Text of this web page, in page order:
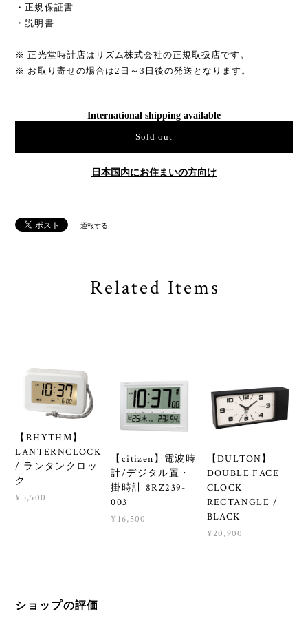
・正規保証書
・説明書
※ 正光堂時計店はリズム株式会社の正規取扱店です。
※ お取り寄せの場合は2日～3日後の発送となります。
International shipping available
Sold out
日本国内にお住まいの方向け
通報する
Related Items
【RHYTHM】
LANTERNCLOCK
/ ランタンクロッ
ク
¥5,500
【citizen】電波時
計/デジタル置・
掛時計 8RZ239-
003
¥16,500
【DULTON】
DOUBLE FACE
CLOCK
RECTANGLE /
BLACK
¥20,900
ショップの評価